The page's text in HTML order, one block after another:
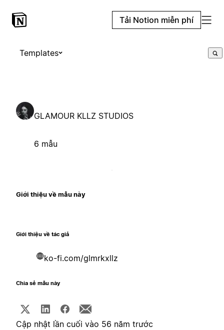
Tải Notion miễn phí
Templates
GLAMOUR KLLZ STUDIOS
6 mẫu
Giới thiệu về mẫu này
Giới thiệu về tác giả
ko-fi.com/glmrkxllz
Chia sẻ mẫu này
Cập nhật lần cuối vào 56 năm trước